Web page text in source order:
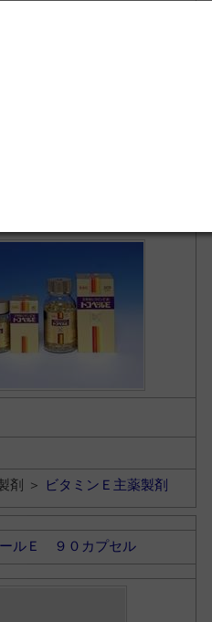
剤 ＞ ビタミンＥ主薬製剤
ールＥ ９０カプセル